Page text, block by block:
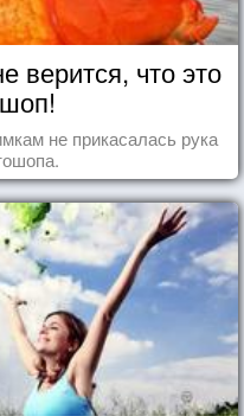
верится, что это
не прикасалась рука